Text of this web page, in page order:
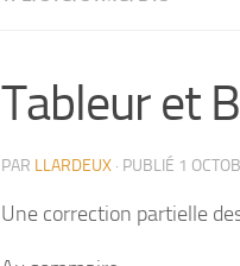
Tableur et
PAR LLARDEUX · PUBLIÉ 1
Une correction partielle